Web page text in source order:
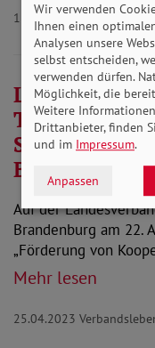
11.05.2023
Treffen
Auf der
Brandenburg am 22.
„Förderung von
Mehr lesen
25.04.2023
Wir verwenden
Ihnen einen
Analysen unsere
selbst entscheiden,
verwenden dürfen.
Möglichkeit, die
Weitere
Drittanbieter, finden
und im Impressum.
Anpassen